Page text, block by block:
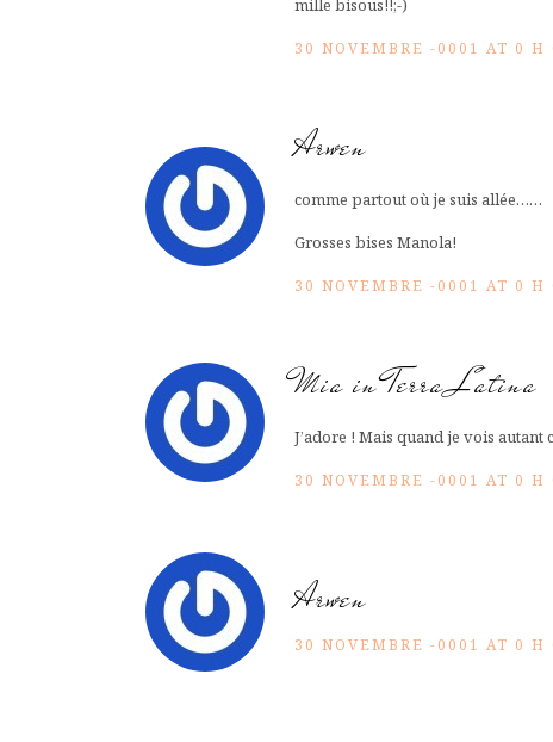
mille bisous!!;-)
30 NOVEMBRE -0001 AT 0
Arwen
comme partout où je suis allée……
Grosses bises Manola!
30 NOVEMBRE -0001 AT 0
Mia in Terra Latina
J’adore ! Mais quand je vois autant
30 NOVEMBRE -0001 AT 0
Arwen
30 NOVEMBRE -0001 AT 0